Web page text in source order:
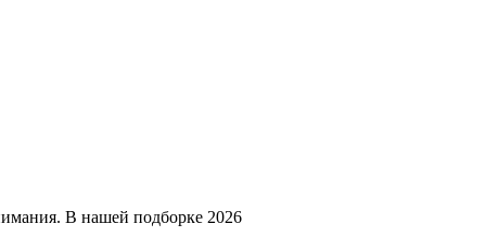
В нашей подборке 2026